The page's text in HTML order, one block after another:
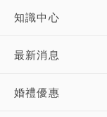
知識中心
最新消息
婚禮優惠